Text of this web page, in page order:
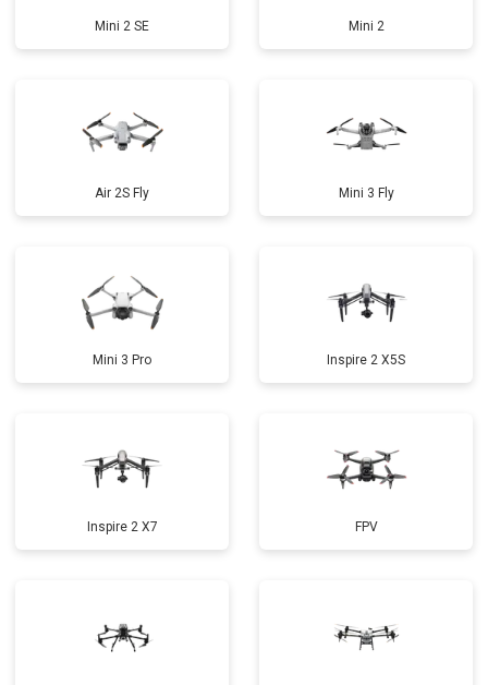
Mini 2 SE Mini 2
Air 2S Fly Mini 3 Fly
Mini 3 Pro Inspire 2 X5S
Inspire 2 X7 FPV